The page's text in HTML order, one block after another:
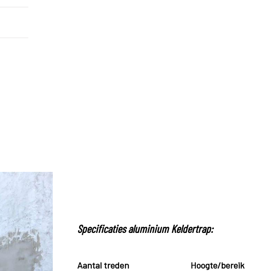
Specificaties aluminium Keldertrap:
Aantal treden Hoogte/bereik